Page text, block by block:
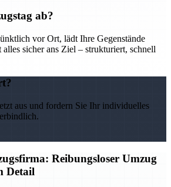
ab?
vor Ort, lädt Ihre Gegenstände
sicher ans Ziel – strukturiert, schnell
aus und fordern Sie Ihr individuelles
Reibungsloser Umzug
Detail